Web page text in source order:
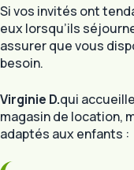
Si vos invités ont
eux lorsqu’ils
assurer que vous
besoin.
Virginie D.qui
magasin de location,
adaptés aux enfants :